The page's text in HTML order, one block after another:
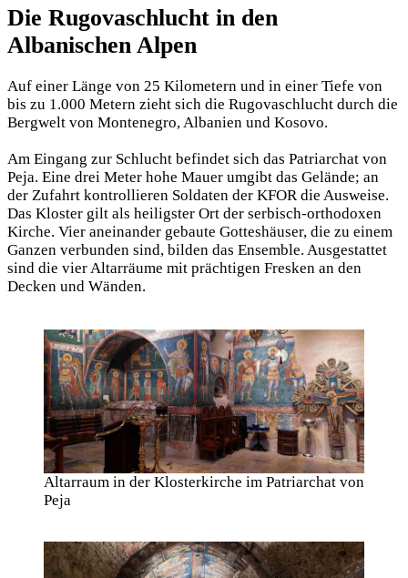
Die Rugovaschlucht in den
Albanischen Alpen
Auf einer Länge von 25 Kilometern und in einer Tiefe von
bis zu 1.000 Metern zieht sich die Rugovaschlucht durch die
Bergwelt von Montenegro, Albanien und Kosovo.
Am Eingang zur Schlucht befindet sich das Patriarchat von
Peja. Eine drei Meter hohe Mauer umgibt das Gelände; an
der Zufahrt kontrollieren Soldaten der KFOR die Ausweise.
Das Kloster gilt als heiligster Ort der serbisch-orthodoxen
Kirche. Vier aneinander gebaute Gotteshäuser, die zu einem
Ganzen verbunden sind, bilden das Ensemble. Ausgestattet
sind die vier Altarräume mit prächtigen Fresken an den
Decken und Wänden.
Altarraum in der Klosterkirche im Patriarchat von
Peja